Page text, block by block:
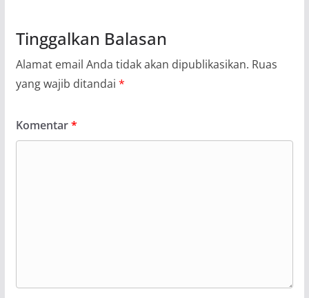
Tinggalkan Balasan
Alamat email Anda tidak akan dipublikasikan. Ruas
yang wajib ditandai *
Komentar*